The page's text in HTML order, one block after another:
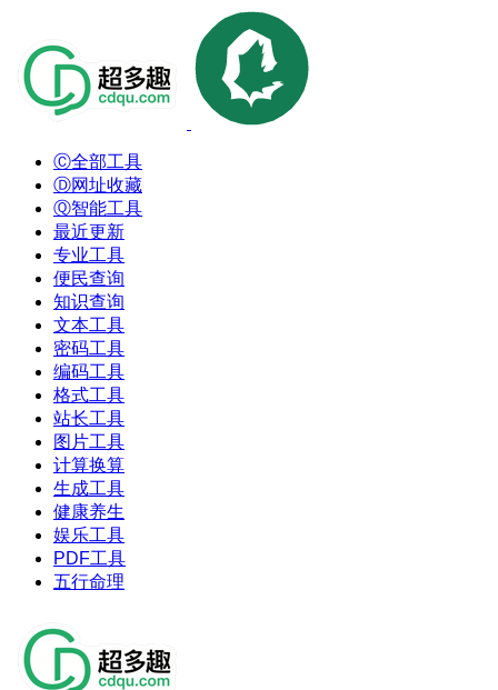
Ⓒ全部工具
Ⓓ网址收藏
Ⓠ智能工具
最近更新
专业工具
便民查询
知识查询
文本工具
密码工具
编码工具
格式工具
站长工具
图片工具
计算换算
生成工具
健康养生
娱乐工具
PDF工具
五行命理